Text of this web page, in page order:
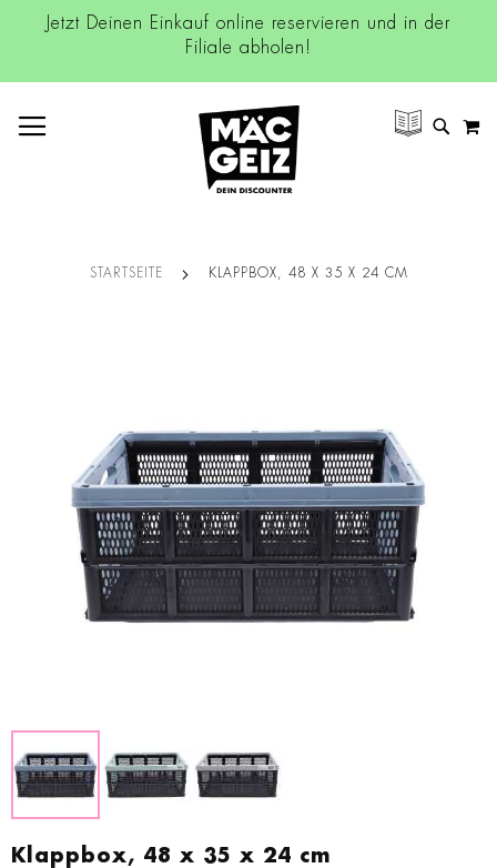
Jetzt Deinen Einkauf online reservieren und in der
Filiale abholen!
SUCHE
STARTSEITE KLAPPBOX, 48 X 35 X 24 CM
Klappbox, 48 x 35 x 24 cm
Anfang